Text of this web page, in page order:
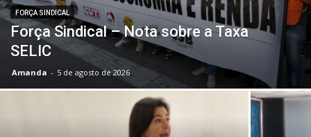
FORÇA SINDICAL
Força Sindical – Nota sobre a Taxa
SELIC
Amanda - 5 de agosto de 2026